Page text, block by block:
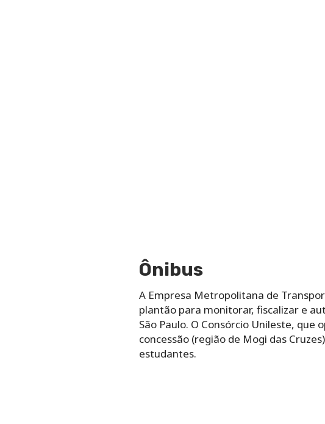
Ônibus
A Empresa Metropolitana de
plantão para monitorar, fiscalizar e
São Paulo. O Consórcio Unileste, que
concessão (região de Mogi das
estudantes.